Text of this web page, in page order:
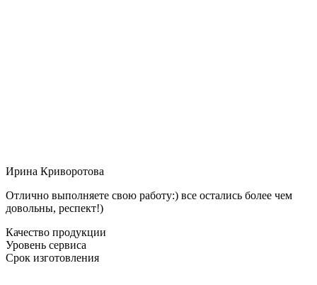
Ирина Криворотова
Отлично выполняете свою работу:) все остались более чем
довольны, респект!)
Качество продукции
Уровень сервиса
Срок изготовления